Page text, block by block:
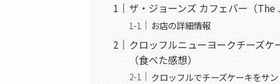
ザ・ジョーンズ カフェバー（The
お店の詳細情報
クロッフルニューヨークチーズ
（食べた感想）
クロッフルでチーズケーキをサン